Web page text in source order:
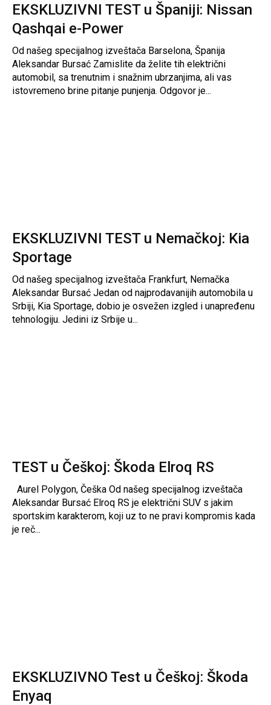
EKSKLUZIVNI TEST u Španiji: Nissan
Qashqai e-Power
Od našeg specijalnog izveštača Barselona, Španija
Aleksandar Bursać Zamislite da želite tih električni
automobil, sa trenutnim i snažnim ubrzanjima, ali vas
istovremeno brine pitanje punjenja. Odgovor je...
EKSKLUZIVNI TEST u Nemačkoj: Kia
Sportage
Od našeg specijalnog izveštača Frankfurt, Nemačka
Aleksandar Bursać Jedan od najprodavanijih automobila u
Srbiji, Kia Sportage, dobio je osvežen izgled i unapređenu
tehnologiju. Jedini iz Srbije u...
TEST u Češkoj: Škoda Elroq RS
Aleksandar Bursać Elroq RS je električni SUV s jakim
sportskim karakterom, koji uz to ne pravi kompromis kada
je reč...
EKSKLUZIVNO Test u Češkoj: Škoda
Enyaq